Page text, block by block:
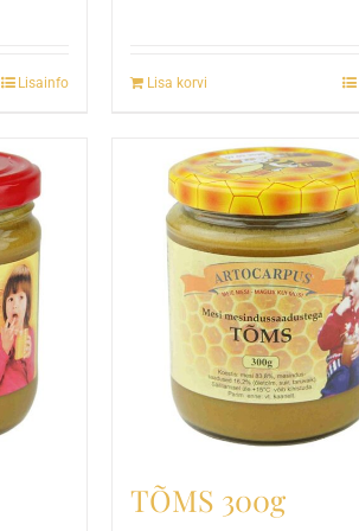
Lisainfo Lisa korvi
TÕMS 300g